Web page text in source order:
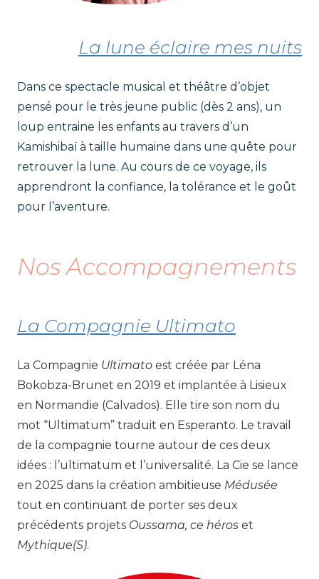
La lune éclaire mes nuits
Dans ce spectacle musical et théâtre d’objet
pensé pour le très jeune public (dès 2 ans), un
loup entraine les enfants au travers d’un
Kamishibaï à taille humaine dans une quête pour
retrouver la lune. Au cours de ce voyage, ils
apprendront la confiance, la tolérance et le goût
pour l’aventure.
Nos Accompagnements
La Compagnie Ultimato
La Compagnie Ultimato est créée par Léna
Bokobza-Brunet en 2019 et implantée à Lisieux
en Normandie (Calvados). Elle tire son nom du
mot “Ultimatum” traduit en Esperanto. Le travail
de la compagnie tourne autour de ces deux
idées : l’ultimatum et l’universalité. La Cie se lance
en 2025 dans la création ambitieuse Médusée
tout en continuant de porter ses deux
précédents projets Oussama, ce héros et
Mythique(S).